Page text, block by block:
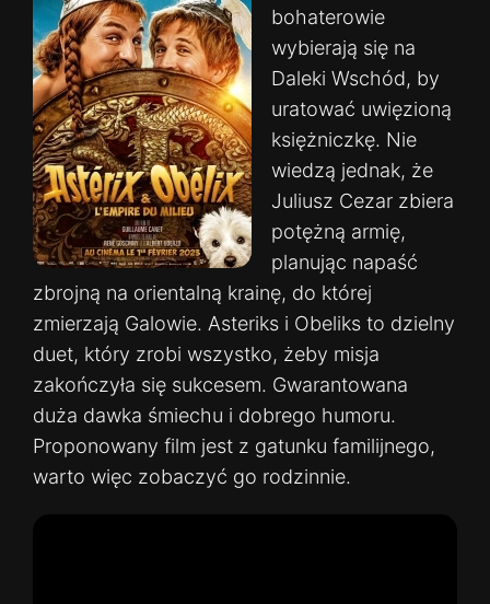
bohaterowie
wybierają się na
Daleki Wschód, by
uratować uwięzioną
księżniczkę. Nie
wiedzą jednak, że
Juliusz Cezar zbiera
potężną armię,
planując napaść
zbrojną na orientalną krainę, do której
zmierzają Galowie. Asteriks i Obeliks to dzielny
duet, który zrobi wszystko, żeby misja
zakończyła się sukcesem. Gwarantowana
duża dawka śmiechu i dobrego humoru.
Proponowany film jest z gatunku familijnego,
warto więc zobaczyć go rodzinnie.